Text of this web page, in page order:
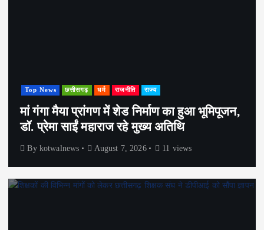
Top News छत्तीसगढ़ धर्म राजनीति राज्य
मां गंगा मैया प्रांगण में शेड निर्माण का हुआ भूमिपूजन,
डॉ. प्रेमा साईं महाराज रहे मुख्य अतिथि
By kotwalnews August 7, 2026 11 views